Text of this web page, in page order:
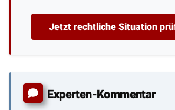
Jetzt rechtliche Situation
Experten-Kommentar